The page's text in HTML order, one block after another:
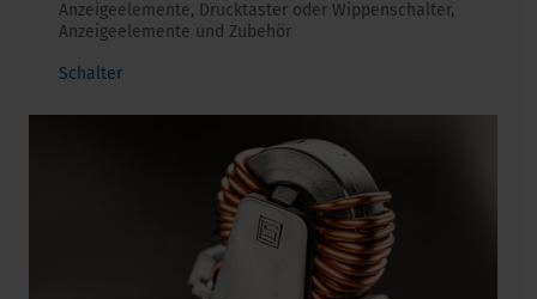
Anzeigeelemente, Drucktaster oder Wippenschalter,
Anzeigeelemente und Zubehör
Schalter